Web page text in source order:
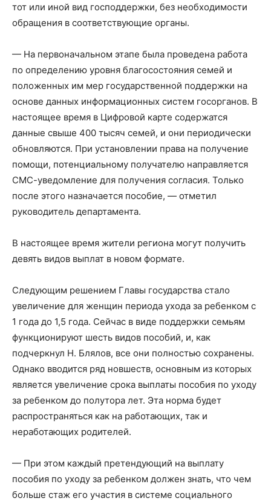
тот или иной вид господдержки, без необходимости
обращения в соответствующие органы.
— На первоначальном этапе была проведена работа
по определению уровня благосостояния семей и
положенных им мер государственной поддержки на
основе данных информационных систем госорганов. В
настоящее время в Цифровой карте содержатся
данные свыше 400 тысяч семей, и они периодически
обновляются. При установлении права на получение
помощи, потенциальному получателю направляется
СМС-уведомление для получения согласия. Только
после этого назначается пособие, — отметил
руководитель департамента.
В настоящее время жители региона могут получить
девять видов выплат в новом формате.
Следующим решением Главы государства стало
увеличение для женщин периода ухода за ребенком с
1 года до 1,5 года. Сейчас в виде поддержки семьям
функционируют шесть видов пособий, и, как
подчеркнул Н. Блялов, все они полностью сохранены.
Однако вводится ряд новшеств, основным из которых
является увеличение срока выплаты пособия по уходу
за ребенком до полутора лет. Эта норма будет
распространяться как на работающих, так и
неработающих родителей.
— При этом каждый претендующий на выплату
пособия по уходу за ребенком должен знать, что чем
больше стаж его участия в системе социального